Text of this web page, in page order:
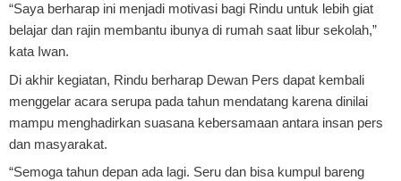
“Saya berharap ini menjadi motivasi bagi Rindu untuk lebih giat
belajar dan rajin membantu ibunya di rumah saat libur sekolah,”
kata Iwan.
Di akhir kegiatan, Rindu berharap Dewan Pers dapat kembali
menggelar acara serupa pada tahun mendatang karena dinilai
mampu menghadirkan suasana kebersamaan antara insan pers
dan masyarakat.
“Semoga tahun depan ada lagi. Seru dan bisa kumpul bareng